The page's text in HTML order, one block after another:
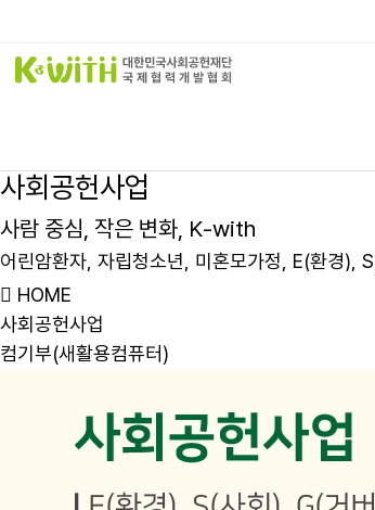
사회공헌사업
사람 중심 작은 변화 K-with
어 린암환자 자립청소년 미 혼모가정 E(환경) S
HOME
사회공헌사업
컴기부(새활용컴퓨터)